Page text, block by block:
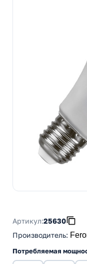
Артикул:25630
Производитель:
Потребляемая